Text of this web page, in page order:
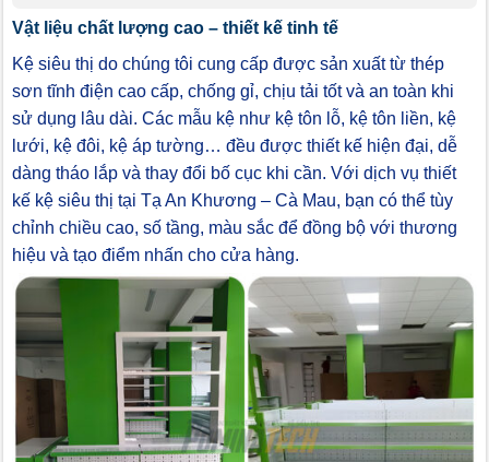
Vật liệu chất lượng cao – thiết kế tinh tế
Kệ siêu thị do chúng tôi cung cấp được sản xuất từ thép
sơn tĩnh điện cao cấp, chống gỉ, chịu tải tốt và an toàn khi
sử dụng lâu dài. Các mẫu kệ như kệ tôn lỗ, kệ tôn liền, kệ
lưới, kệ đôi, kệ áp tường… đều được thiết kế hiện đại, dễ
dàng tháo lắp và thay đổi bố cục khi cần. Với dịch vụ thiết
kế kệ siêu thị tại Tạ An Khương – Cà Mau, bạn có thể tùy
chỉnh chiều cao, số tầng, màu sắc để đồng bộ với thương
hiệu và tạo điểm nhấn cho cửa hàng.